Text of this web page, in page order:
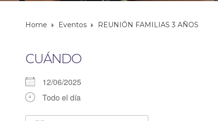
Home Eventos REUNIÓN FAMILIAS 3 AÑOS
CUÁNDO
12/06/2025
Todo el día